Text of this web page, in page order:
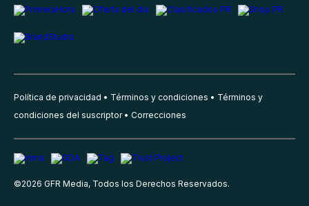
Política de privacidad Términos y condiciones
Términos y
condiciones del suscriptor
Correcciones
©2026 GFR Media, Todos los Derechos Reservados.